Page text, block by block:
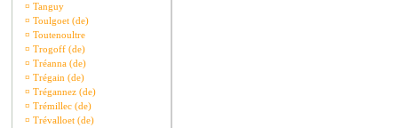
¤ Tanguy
¤ Toulgoet (de)
¤ Toutenoultre
¤ Trogoff (de)
¤ Tréanna (de)
¤ Trégain (de)
¤ Trégannez (de)
¤ Trémillec (de)
¤ Trévalloet (de)